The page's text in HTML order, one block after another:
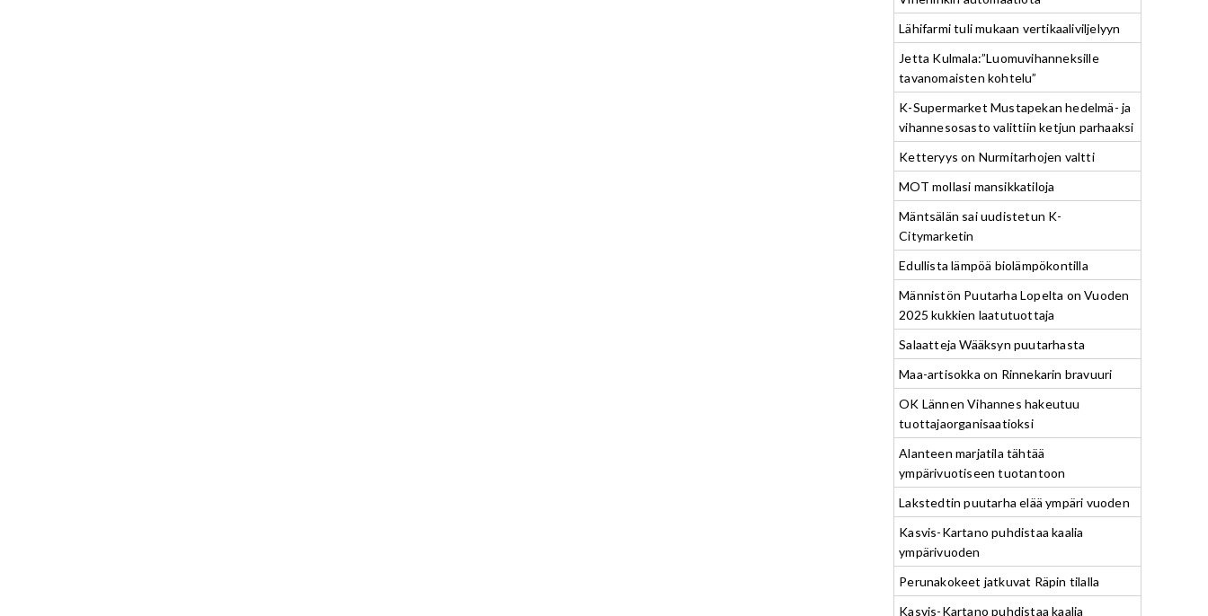
Lähifarmi tuli mukaan vertikaaliviljelyyn
Jetta Kulmala:”Luomuvihanneksille
tavanomaisten kohtelu”
K-Supermarket Mustapekan hedelmä- ja
vihannesosasto valittiin ketjun parhaaksi
Ketteryys on Nurmitarhojen valtti
MOT mollasi mansikkatiloja
Mäntsälän sai uudistetun K-
Citymarketin
Edullista lämpöä biolämpökontilla
Männistön Puutarha Lopelta on Vuoden
2025 kukkien laatutuottaja
Salaatteja Wääksyn puutarhasta
Maa-artisokka on Rinnekarin bravuuri
OK Lännen Vihannes hakeutuu
tuottajaorganisaatioksi
Alanteen marjatila tähtää
ympärivuotiseen tuotantoon
Lakstedtin puutarha elää ympäri vuoden
Kasvis-Kartano puhdistaa kaalia
ympärivuoden
Perunakokeet jatkuvat Räpin tilalla
Kasvis-Kartano puhdistaa kaalia